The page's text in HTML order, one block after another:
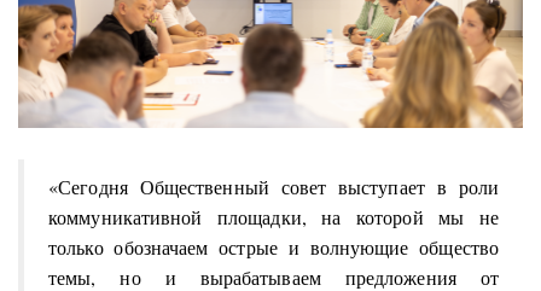
«Сегодня Общественный совет выступает в роли
коммуникативной площадки, на которой мы не
только обозначаем острые и волнующие общество
темы, но и вырабатываем предложения от